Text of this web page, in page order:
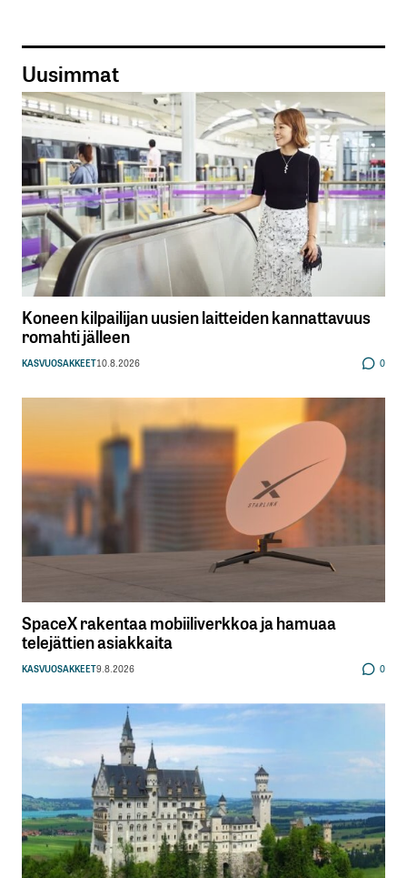
Uusimmat
Koneen kilpailijan uusien laitteiden kannattavuus
romahti jälleen
KASVUOSAKKEET10.8.2026 0
SpaceX rakentaa mobiiliverkkoa ja hamuaa
telejättien asiakkaita
KASVUOSAKKEET9.8.2026 0